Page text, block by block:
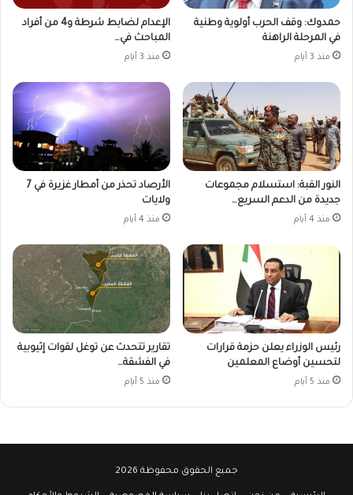
حمدوك: وقف الحرب أولوية وطنية
في المرحلة الراهنة
منذ 3 أيام
الإعدام لضابط شرطة و4 من أفراد
المباحث في…
منذ 3 أيام
النور القبة: استسلام مجموعات
جديدة من الدعم السريع…
منذ 4 أيام
الأرصاد تحذر من أمطار غزيرة في 7
ولايات
منذ 4 أيام
رئيس الوزراء يعلن حزمة قرارات
لتحسين أوضاع المعلمين
منذ 5 أيام
تقارير تتحدث عن توغل لقوات إثيوبية
في الفشقة…
منذ 5 أيام
جميع الحقوق محفوظة 2026